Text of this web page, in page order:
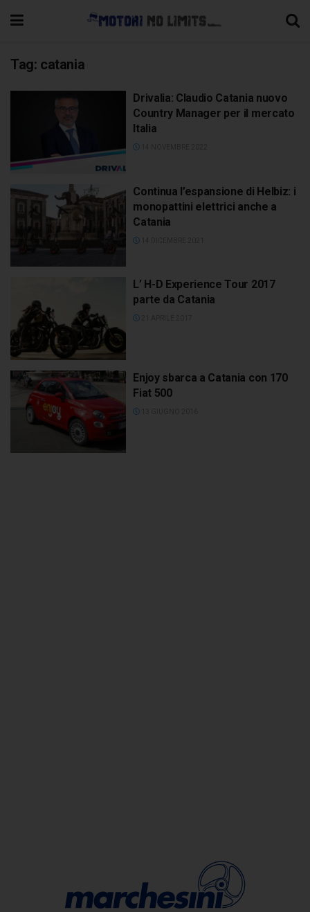
Tag: catania
Drivalia: Claudio Catania nuovo
Country Manager per il mercato
Italia
Continua l’espansione di Helbiz: i
monopattini elettrici anche a
Catania
L’ H-D Experience Tour 2017
parte da Catania
Enjoy sbarca a Catania con 170
Fiat 500